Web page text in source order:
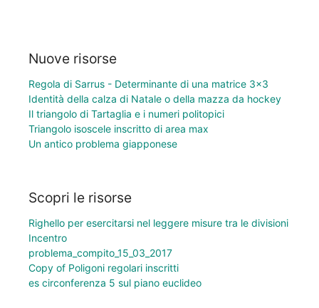
Nuove risorse
Regola di Sarrus - Determinante di una matrice 3×3
Identità della calza di Natale o della mazza da hockey
Il triangolo di Tartaglia e i numeri politopici
Triangolo isoscele inscritto di area max
Un antico problema giapponese
Scopri le risorse
Righello per esercitarsi nel leggere misure tra le divisioni
Incentro
problema_compito_15_03_2017
Copy of Poligoni regolari inscritti
es circonferenza 5 sul piano euclideo